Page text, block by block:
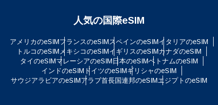
人気の国際eSIM
アメリカのeSIMフランスのeSIMスペインのeSIMイタリアのeSIM
トルコのeSIM メキシコのeSIMイギリスのeSIMカナダのeSIM
タイのeSIMマレーシアのeSIM日本のeSIMベトナムのeSIM
インドのeSIM ドイツのeSIMギリシャのeSIM
サウジアラビアのeSIMアラブ首長国連邦のeSIMエジプトのeSIM